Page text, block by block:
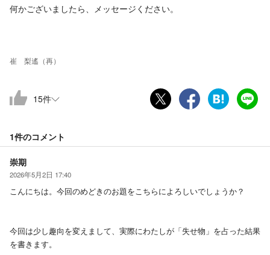
何かございましたら、メッセージください。
崔 梨遙（再）
15件
1件のコメント
崇期
2026年5月2日 17:40
こんにちは。今回のめどきのお題をこちらによろしいでしょうか？
今回は少し趣向を変えまして、実際にわたしが「失せ物」を占った結果
を書きます。